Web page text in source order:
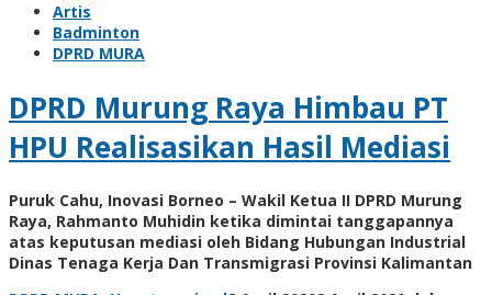
Artis
Badminton
DPRD MURA
DPRD Murung Raya Himbau PT
HPU Realisasikan Hasil Mediasi
Puruk Cahu, Inovasi Borneo – Wakil Ketua II DPRD Murung
Raya, Rahmanto Muhidin ketika dimintai tanggapannya
atas keputusan mediasi oleh Bidang Hubungan Industrial
Dinas Tenaga Kerja Dan Transmigrasi Provinsi Kalimantan